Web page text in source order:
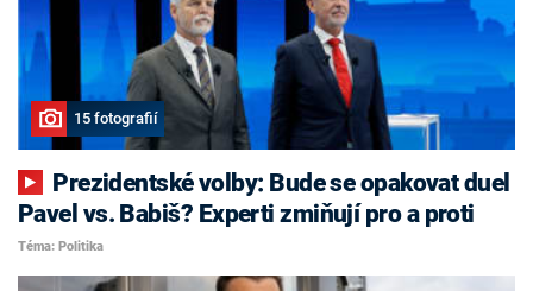
15 fotografií
Pavel vs. Babiš? Experti zmiňují pro a proti
Téma: Politika